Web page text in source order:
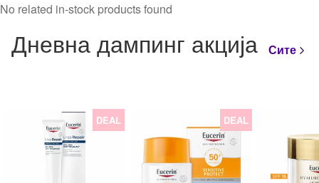
No related in-stock products found
Дневна дампинг акција Сите
DEAL DEAL